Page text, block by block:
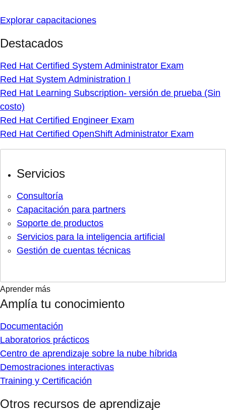
Explorar capacitaciones
Destacados
Red Hat Certified System Administrator Exam
Red Hat System Administration I
Red Hat Learning Subscription- versión de prueba (Sin
costo)
Red Hat Certified Engineer Exam
Red Hat Certified OpenShift Administrator Exam
Servicios
Consultoría
Capacitación para partners
Soporte de productos
Servicios para la inteligencia artificial
Gestión de cuentas técnicas
Aprender más
Amplía tu conocimiento
Documentación
Laboratorios prácticos
Centro de aprendizaje sobre la nube híbrida
Demostraciones interactivas
Training y Certificación
Otros recursos de aprendizaje